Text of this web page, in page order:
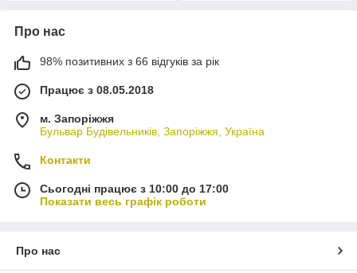
Про нас
98% позитивних з 66 відгуків за рік
Працює з 08.05.2018
м. Запоріжжя
Бульвар Будівельників, Запоріжжя, Україна
Контакти
Сьогодні працює з 10:00 до 17:00
Показати весь графік роботи
Про нас